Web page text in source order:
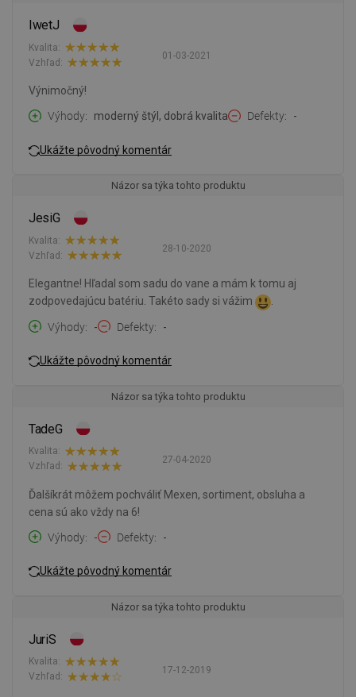
IwetJ
01-03-2021
Kvalita:
Vzhľad:
Výnimočný!
Výhody
moderný štýl, dobrá kvalita Defekty -
Ukážte pôvodný komentár
Názor sa týka tohto produktu
JesiG
28-10-2020
Kvalita:
Vzhľad:
Elegantne! Hľadal som sadu do vane a mám k tomu aj
zodpovedajúcu batériu. Takéto sady si vážim
.
Výhody - Defekty -
Ukážte pôvodný komentár
Názor sa týka tohto produktu
TadeG
27-04-2020
Kvalita:
Vzhľad:
Ďalšíkrát môžem pochváliť Mexen, sortiment, obsluha a
cena sú ako vždy na 6!
Výhody
- Defekty -
Ukážte pôvodný komentár
Názor sa týka tohto produktu
JuriS
17-12-2019
Kvalita:
Vzhľad: